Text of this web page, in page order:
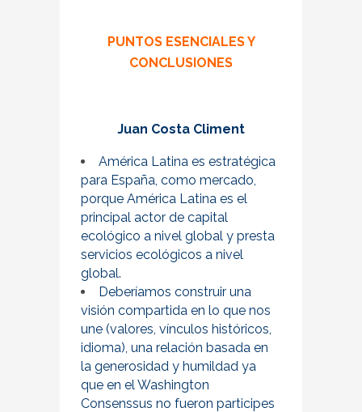
PUNTOS ESENCIALES Y
CONCLUSIONES
Juan Costa Climent
América Latina es estratégica
para España, como mercado,
porque América Latina es el
principal actor de capital
ecológico a nivel global y presta
servicios ecológicos a nivel
global.
Deberíamos construir una
visión compartida en lo que nos
une (valores, vínculos históricos,
idioma), una relación basada en
la generosidad y humildad ya
que en el Washington
Consenssus no fueron participes